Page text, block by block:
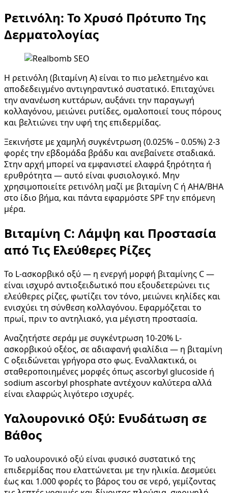
Ρετινόλη: Το Χρυσό Πρότυπο Της
Δερματολογίας
Η ρετινόλη (βιταμίνη Α) είναι το πιο μελετημένο και
αποδεδειγμένο αντιγηραντικό συστατικό. Επιταχύνει
την ανανέωση κυττάρων, αυξάνει την παραγωγή
κολλαγόνου, μειώνει ρυτίδες, ομαλοποιεί τους πόρους
και βελτιώνει την υφή της επιδερμίδας.
Ξεκινήστε με χαμηλή συγκέντρωση (0.025% – 0.05%) 2-3
φορές την εβδομάδα βράδυ και ανεβαίνετε σταδιακά.
Στην αρχή μπορεί να εμφανιστεί ελαφρά ξηρότητα ή
ερυθρότητα — αυτό είναι φυσιολογικό. Μην
χρησιμοποιείτε ρετινόλη μαζί με βιταμίνη C ή AHA/BHA
στο ίδιο βήμα, και πάντα εφαρμόστε SPF την επόμενη
μέρα.
Βιταμίνη C: Λάμψη και Προστασία
από Τις Ελεύθερες Ρίζες
Το L-ασκορβικό οξύ — η ενεργή μορφή βιταμίνης C —
είναι ισχυρό αντιοξειδωτικό που εξουδετερώνει τις
ελεύθερες ρίζες, φωτίζει τον τόνο, μειώνει κηλίδες και
ενισχύει τη σύνθεση κολλαγόνου. Εφαρμόζεται το
πρωί, πριν το αντηλιακό, για μέγιστη προστασία.
Αναζητήστε σεράμ με συγκέντρωση 10-20% L-
ασκορβικού οξέος, σε αδιαφανή φιαλίδια — η βιταμίνη
C οξειδώνεται γρήγορα στο φως. Εναλλακτικά, οι
σταθεροποιημένες μορφές όπως ascorbyl glucoside ή
sodium ascorbyl phosphate αντέχουν καλύτερα αλλά
είναι ελαφρώς λιγότερο ισχυρές.
Υαλουρονικό Οξύ: Ενυδάτωση σε
Βάθος
Το υαλουρονικό οξύ είναι φυσικό συστατικό της
επιδερμίδας που ελαττώνεται με την ηλικία. Δεσμεύει
έως και 1.000 φορές το βάρος του σε νερό, γεμίζοντας